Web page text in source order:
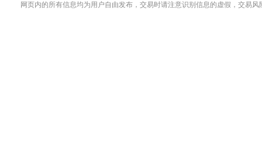
网页内的所有信息均为用户自由发布，交易时请注意识别信息的虚假，交易